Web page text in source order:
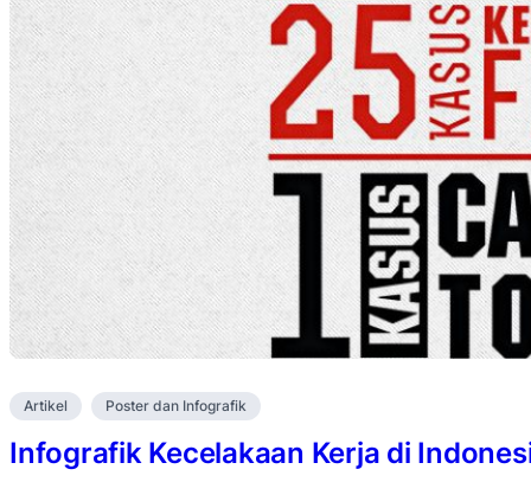
Artikel Poster dan Infografik
Infografik Kecelakaan Kerja di